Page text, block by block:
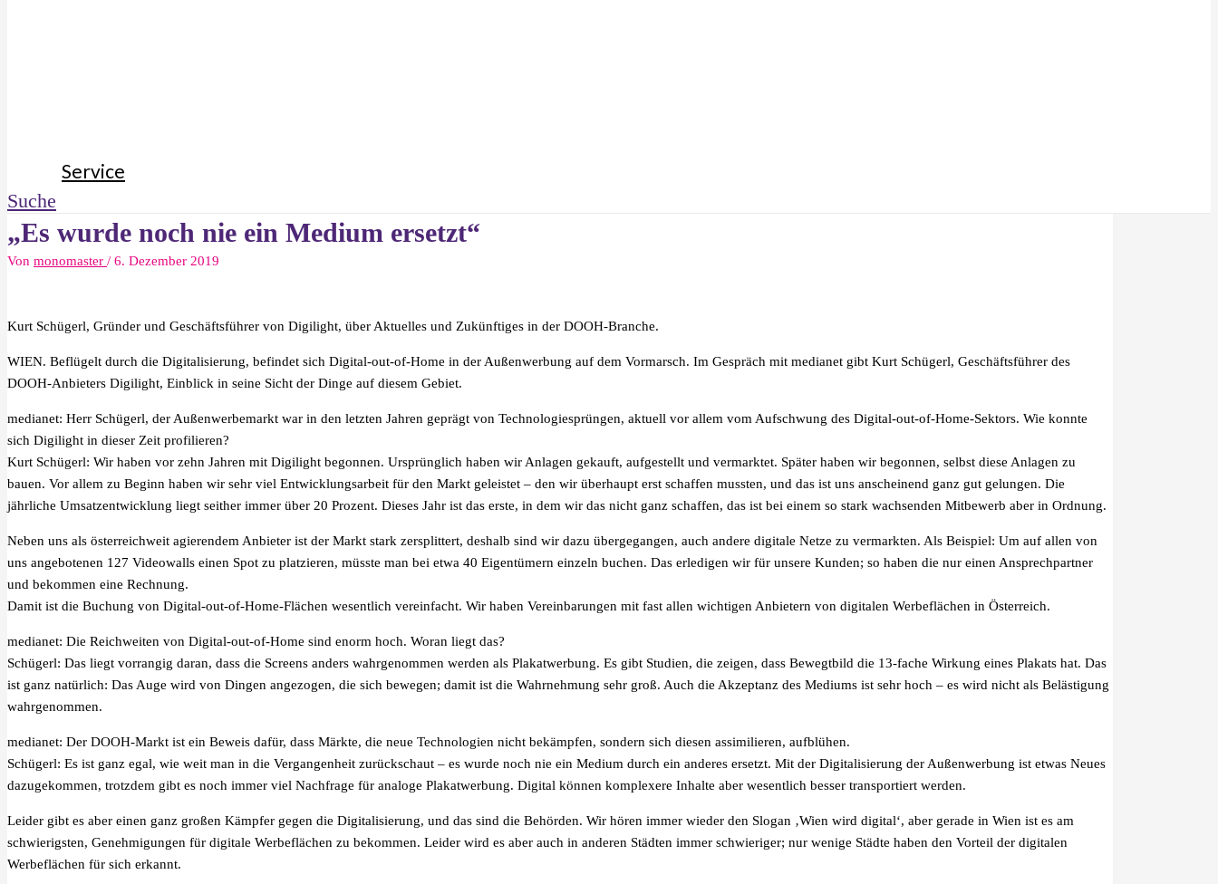
Service
Suche
„Es wurde noch nie ein Medium ersetzt“
Von monomaster / 6. Dezember 2019
Kurt Schügerl, Gründer und Geschäftsführer von Digilight, über Aktuelles und Zukünftiges in der DOOH-Branche.
WIEN. Beflügelt durch die Digitalisierung, befindet sich Digital-out-of-Home in der Außenwerbung auf dem Vormarsch. Im Gespräch mit medianet gibt Kurt Schügerl, Geschäftsführer des
DOOH-Anbieters Digilight, Einblick in seine Sicht der Dinge auf diesem Gebiet.
medianet: Herr Schügerl, der Außenwerbemarkt war in den letzten Jahren geprägt von Technologiesprüngen, aktuell vor allem vom Aufschwung des Digital-out-of-Home-Sektors. Wie konnte
sich Digilight in dieser Zeit profilieren?
Kurt Schügerl: Wir haben vor zehn Jahren mit Digilight begonnen. Ursprünglich haben wir Anlagen gekauft, aufgestellt und vermarktet. Später haben wir begonnen, selbst diese Anlagen zu
bauen. Vor allem zu Beginn haben wir sehr viel Entwicklungsarbeit für den Markt geleistet – den wir überhaupt erst schaffen mussten, und das ist uns anscheinend ganz gut gelungen. Die
jährliche Umsatzentwicklung liegt seither immer über 20 Prozent. Dieses Jahr ist das erste, in dem wir das nicht ganz schaffen, das ist bei einem so stark wachsenden Mitbewerb aber in Ordnung.
Neben uns als österreichweit agierendem Anbieter ist der Markt stark zersplittert, deshalb sind wir dazu übergegangen, auch andere digitale Netze zu vermarkten. Als Beispiel: Um auf allen von
uns angebotenen 127 Videowalls einen Spot zu platzieren, müsste man bei etwa 40 Eigentümern einzeln buchen. Das erledigen wir für unsere Kunden; so haben die nur einen Ansprechpartner
und bekommen eine Rechnung.
Damit ist die Buchung von Digital-out-of-Home-Flächen wesentlich vereinfacht. Wir haben Vereinbarungen mit fast allen wichtigen Anbietern von digitalen Werbeflächen in Österreich.
medianet: Die Reichweiten von Digital-out-of-Home sind enorm hoch. Woran liegt das?
Schügerl: Das liegt vorrangig daran, dass die Screens anders wahrgenommen werden als Plakatwerbung. Es gibt Studien, die zeigen, dass Bewegtbild die 13-fache Wirkung eines Plakats hat. Das
ist ganz natürlich: Das Auge wird von Dingen angezogen, die sich bewegen; damit ist die Wahrnehmung sehr groß. Auch die Akzeptanz des Mediums ist sehr hoch – es wird nicht als Belästigung
wahrgenommen.
medianet: Der DOOH-Markt ist ein Beweis dafür, dass Märkte, die neue Technologien nicht bekämpfen, sondern sich diesen assimilieren, aufblühen.
Schügerl: Es ist ganz egal, wie weit man in die Vergangenheit zurückschaut – es wurde noch nie ein Medium durch ein anderes ersetzt. Mit der Digitalisierung der Außenwerbung ist etwas Neues
dazugekommen, trotzdem gibt es noch immer viel Nachfrage für analoge Plakatwerbung. Digital können komplexere Inhalte aber wesentlich besser transportiert werden.
Leider gibt es aber einen ganz großen Kämpfer gegen die Digitalisierung, und das sind die Behörden. Wir hören immer wieder den Slogan ‚Wien wird digital‘, aber gerade in Wien ist es am
schwierigsten, Genehmigungen für digitale Werbeflächen zu bekommen. Leider wird es aber auch in anderen Städten immer schwieriger; nur wenige Städte haben den Vorteil der digitalen
Werbeflächen für sich erkannt.